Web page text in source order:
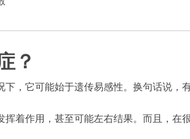
？
，它可能始于遗传易感性。换句话说，
挥着作用，甚至可能左右结果。而且，在